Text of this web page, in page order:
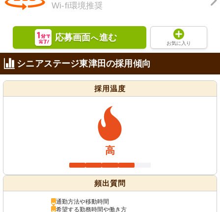
Wi-fi環境推奨
応募画面へ進む
お気に入り
シニアステージ東津田の採用傾向
採用温度
高
頻出質問
通勤方法や移動時間
希望する勤務時間や働き方